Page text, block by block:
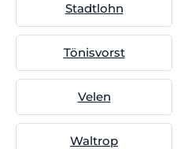
Stadtlohn
Tönisvorst
Velen
Waltrop